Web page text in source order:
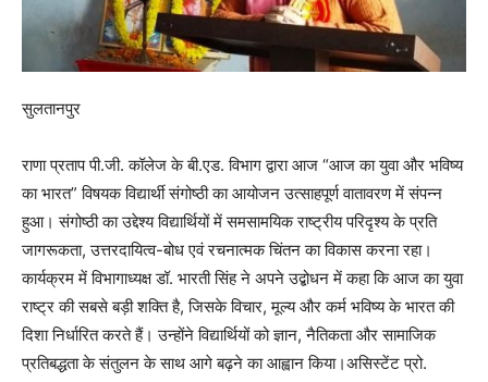
सुलतानपुर
राणा प्रताप पी.जी. कॉलेज के बी.एड. विभाग द्वारा आज “आज का युवा और भविष्य
का भारत” विषयक विद्यार्थी संगोष्ठी का आयोजन उत्साहपूर्ण वातावरण में संपन्न
हुआ। संगोष्ठी का उद्देश्य विद्यार्थियों में समसामयिक राष्ट्रीय परिदृश्य के प्रति
जागरूकता, उत्तरदायित्व-बोध एवं रचनात्मक चिंतन का विकास करना रहा।
कार्यक्रम में विभागाध्यक्ष डॉ. भारती सिंह ने अपने उद्बोधन में कहा कि आज का युवा
राष्ट्र की सबसे बड़ी शक्ति है, जिसके विचार, मूल्य और कर्म भविष्य के भारत की
दिशा निर्धारित करते हैं। उन्होंने विद्यार्थियों को ज्ञान, नैतिकता और सामाजिक
प्रतिबद्धता के संतुलन के साथ आगे बढ़ने का आह्वान किया।असिस्टेंट प्रो.